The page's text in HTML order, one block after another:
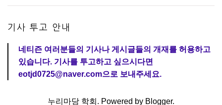
기사 투고 안내
네티즌 여러분들의 기사나 게시글들의 개재를 허용하고
있습니다. 기사를 투고하고 싶으시다면
eotjd0725@naver.com으로 보내주세요.
누리마당 학회. Powered by Blogger.